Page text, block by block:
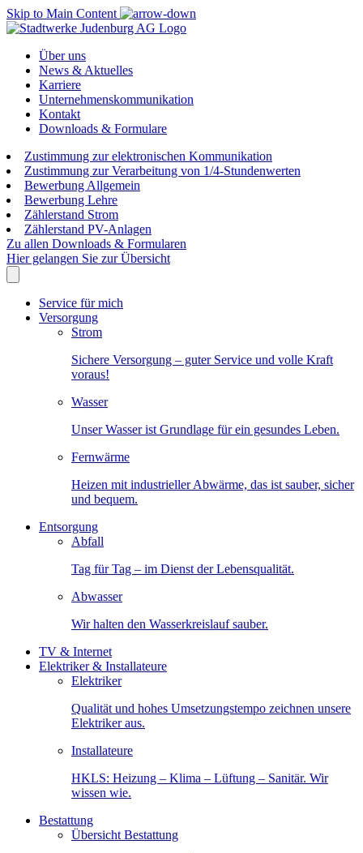
Skip to Main Content
Über uns
News & Aktuelles
Karriere
Unternehmenskommunikation
Kontakt
Downloads & Formulare
Zustimmung zur elektronischen Kommunikation
Zustimmung zur Verarbeitung von 1/4-Stundenwerten
Bewerbung Allgemein
Bewerbung Lehre
Zählerstand Strom
Zählerstand PV-Anlagen
Zu allen Downloads & Formularen
Hier gelangen Sie zur Übersicht
Service für mich
Versorgung
Strom
Sichere Versorgung – guter Service und volle Kraft
voraus!
Wasser
Unser Wasser ist Grundlage für ein gesundes Leben.
Fernwärme
Heizen mit industrieller Abwärme, das ist sauber, sicher
und bequem.
Entsorgung
Abfall
Tag für Tag – im Dienst der Lebensqualität.
Abwasser
Wir halten den Wasserkreislauf sauber.
TV & Internet
Elektriker & Installateure
Elektriker
Qualität und hohes Umsetzungstempo zeichnen unsere
Elektriker aus.
Installateure
HKLS: Heizung – Klima – Lüftung – Sanitär. Wir
wissen wie.
Bestattung
Übersicht Bestattung